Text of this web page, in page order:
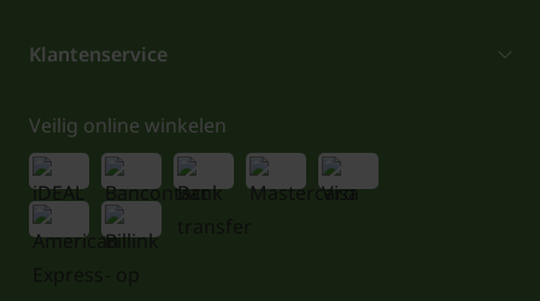
Klantenservice
Veilig online winkelen